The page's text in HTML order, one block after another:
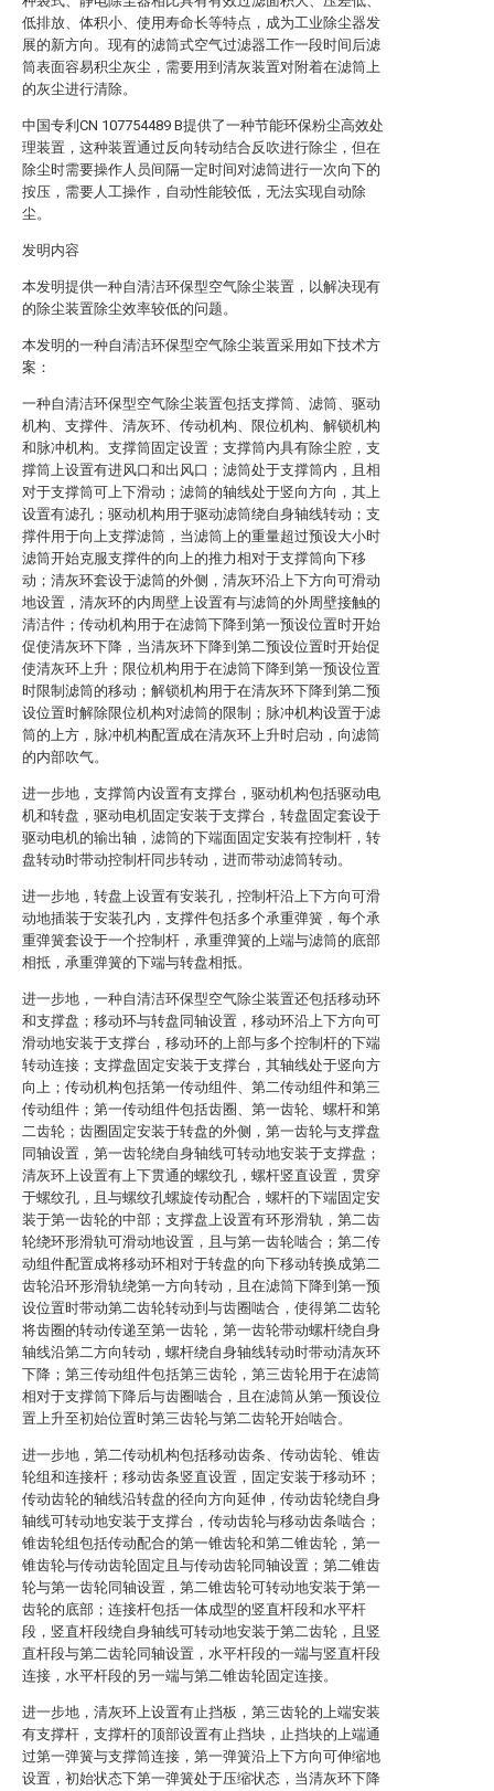
低排放、体积小、使用寿命长等特点，成为工业除尘器发
展的新方向。现有的滤筒式空气过滤器工作一段时间后滤
筒表面容易积尘灰尘，需要用到清灰装置对附着在滤筒上
的灰尘进行清除。
中国专利CN 107754489 B提供了一种节能环保粉尘高效处
理装置，这种装置通过反向转动结合反吹进行除尘，但在
除尘时需要操作人员间隔一定时间对滤筒进行一次向下的
按压，需要人工操作，自动性能较低，无法实现自动除
尘。
发明内容
本发明提供一种自清洁环保型空气除尘装置，以解决现有
的除尘装置除尘效率较低的问题。
本发明的一种自清洁环保型空气除尘装置采用如下技术方
案：
一种自清洁环保型空气除尘装置包括支撑筒、滤筒、驱动
机构、支撑件、清灰环、传动机构、限位机构、解锁机构
和脉冲机构。支撑筒固定设置；支撑筒内具有除尘腔，支
撑筒上设置有进风口和出风口；滤筒处于支撑筒内，且相
对于支撑筒可上下滑动；滤筒的轴线处于竖向方向，其上
设置有滤孔；驱动机构用于驱动滤筒绕自身轴线转动；支
撑件用于向上支撑滤筒，当滤筒上的重量超过预设大小时
滤筒开始克服支撑件的向上的推力相对于支撑筒向下移
动；清灰环套设于滤筒的外侧，清灰环沿上下方向可滑动
地设置，清灰环的内周壁上设置有与滤筒的外周壁接触的
清洁件；传动机构用于在滤筒下降到第一预设位置时开始
促使清灰环下降，当清灰环下降到第二预设位置时开始促
使清灰环上升；限位机构用于在滤筒下降到第一预设位置
时限制滤筒的移动；解锁机构用于在清灰环下降到第二预
设位置时解除限位机构对滤筒的限制；脉冲机构设置于滤
筒的上方，脉冲机构配置成在清灰环上升时启动，向滤筒
的内部吹气。
进一步地，支撑筒内设置有支撑台，驱动机构包括驱动电
机和转盘，驱动电机固定安装于支撑台，转盘固定套设于
驱动电机的输出轴，滤筒的下端面固定安装有控制杆，转
盘转动时带动控制杆同步转动，进而带动滤筒转动。
进一步地，转盘上设置有安装孔，控制杆沿上下方向可滑
动地插装于安装孔内，支撑件包括多个承重弹簧，每个承
重弹簧套设于一个控制杆，承重弹簧的上端与滤筒的底部
相抵，承重弹簧的下端与转盘相抵。
进一步地，一种自清洁环保型空气除尘装置还包括移动环
和支撑盘；移动环与转盘同轴设置，移动环沿上下方向可
滑动地安装于支撑台，移动环的上部与多个控制杆的下端
转动连接；支撑盘固定安装于支撑台，其轴线处于竖向方
向上；传动机构包括第一传动组件、第二传动组件和第三
传动组件；第一传动组件包括齿圈、第一齿轮、螺杆和第
二齿轮；齿圈固定安装于转盘的外侧，第一齿轮与支撑盘
同轴设置，第一齿轮绕自身轴线可转动地安装于支撑盘；
清灰环上设置有上下贯通的螺纹孔，螺杆竖直设置，贯穿
于螺纹孔，且与螺纹孔螺旋传动配合，螺杆的下端固定安
装于第一齿轮的中部；支撑盘上设置有环形滑轨，第二齿
轮绕环形滑轨可滑动地设置，且与第一齿轮啮合；第二传
动组件配置成将移动环相对于转盘的向下移动转换成第二
齿轮沿环形滑轨绕第一方向转动，且在滤筒下降到第一预
设位置时带动第二齿轮转动到与齿圈啮合，使得第二齿轮
将齿圈的转动传递至第一齿轮，第一齿轮带动螺杆绕自身
轴线沿第二方向转动，螺杆绕自身轴线转动时带动清灰环
下降；第三传动组件包括第三齿轮，第三齿轮用于在滤筒
相对于支撑筒下降后与齿圈啮合，且在滤筒从第一预设位
置上升至初始位置时第三齿轮与第二齿轮开始啮合。
进一步地，第二传动机构包括移动齿条、传动齿轮、锥齿
轮组和连接杆；移动齿条竖直设置，固定安装于移动环；
传动齿轮的轴线沿转盘的径向方向延伸，传动齿轮绕自身
轴线可转动地安装于支撑台，传动齿轮与移动齿条啮合；
锥齿轮组包括传动配合的第一锥齿轮和第二锥齿轮，第一
锥齿轮与传动齿轮固定且与传动齿轮同轴设置；第二锥齿
轮与第一齿轮同轴设置，第二锥齿轮可转动地安装于第一
齿轮的底部；连接杆包括一体成型的竖直杆段和水平杆
段，竖直杆段绕自身轴线可转动地安装于第二齿轮，且竖
直杆段与第二齿轮同轴设置，水平杆段的一端与竖直杆段
连接，水平杆段的另一端与第二锥齿轮固定连接。
进一步地，清灰环上设置有止挡板，第三齿轮的上端安装
有支撑杆，支撑杆的顶部设置有止挡块，止挡块的上端通
过第一弹簧与支撑筒连接，第一弹簧沿上下方向可伸缩地
设置，初始状态下第一弹簧处于压缩状态，当清灰环下降